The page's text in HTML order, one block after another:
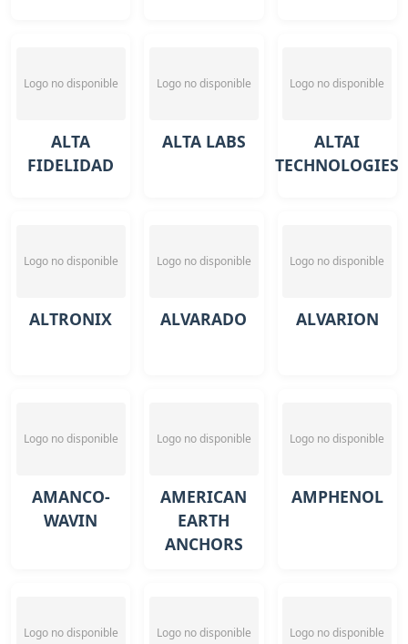
Logo no disponible
ALTA
FIDELIDAD
Logo no disponible
ALTA LABS
Logo no disponible
ALTAI
TECHNOLOGIES
Logo no disponible
ALTRONIX
Logo no disponible
ALVARADO
Logo no disponible
ALVARION
Logo no disponible
AMANCO-
WAVIN
Logo no disponible
AMERICAN
EARTH
ANCHORS
Logo no disponible
AMPHENOL
Logo no disponible Logo no disponible Logo no disponible